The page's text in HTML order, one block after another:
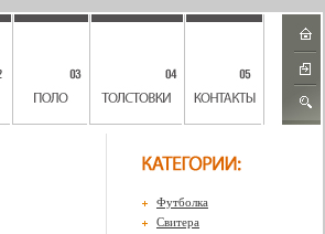
Футболка
Свитера